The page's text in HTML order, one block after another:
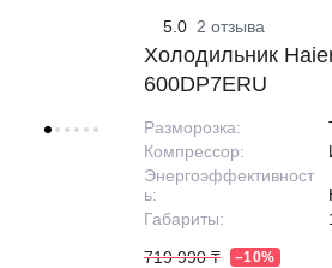
5.0 2 отзыва
Холодильник
600DP7ERU
Разморозка:
Компрессор:
Энергоэффективност
ь:
Габариты:
719 990 ₸ –10%